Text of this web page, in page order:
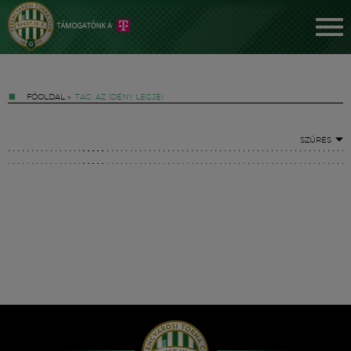
FŐOLDAL » TAG: AZ IDÉNY LEGJEI
SZŰRÉS
Hírek